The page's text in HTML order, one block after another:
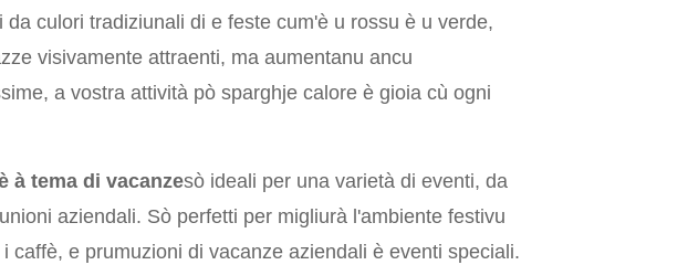
culori tradiziunali di e feste cum'è u rossu è u verde,
visivamente attraenti, ma aumentanu ancu
a vostra attività pò sparghje calore è gioia cù ogni
à tema di vacanzesò ideali per una varietà di eventi, da
aziendali. Sò perfetti per migliurà l'ambiente festivu
e prumuzioni di vacanze aziendali è eventi speciali.